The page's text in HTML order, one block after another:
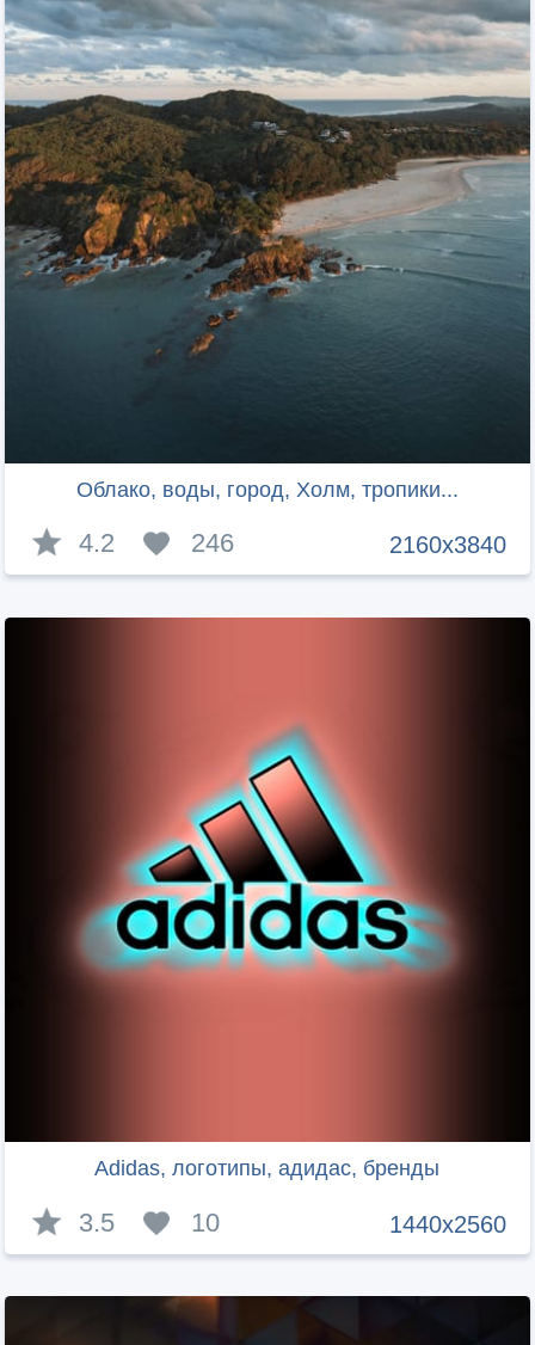
Облако, воды, город, Холм, тропики...
2160x3840
4.2 246
Adidas, логотипы, адидас, бренды
1440x2560
3.5 10